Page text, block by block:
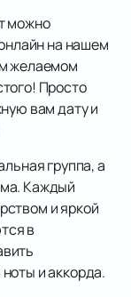
можно
на нашем
желаемом
Просто
вам дату и
группа, а
Каждый
и яркой
в
и аккорда.